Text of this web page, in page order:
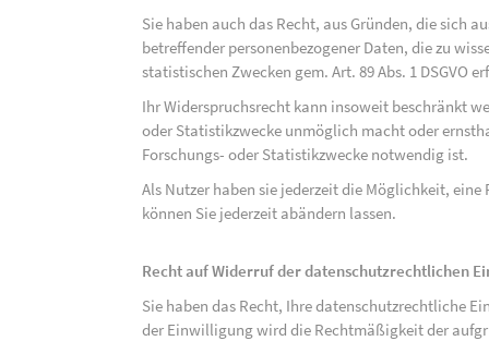
Sie haben auch das Recht, aus Gründen, die sich
betreffender personenbezogener Daten, die zu
statistischen Zwecken gem. Art. 89 Abs. 1 DSGVO
Ihr Widerspruchsrecht kann insoweit beschränkt
oder Statistikzwecke unmöglich macht oder
Forschungs- oder Statistikzwecke notwendig ist.
Als Nutzer haben sie jederzeit die Möglichkeit,
können Sie jederzeit abändern lassen.
Recht auf Widerruf der datenschutzrechtlichen
Sie haben das Recht, Ihre datenschutzrechtliche
der Einwilligung wird die Rechtmäßigkeit der